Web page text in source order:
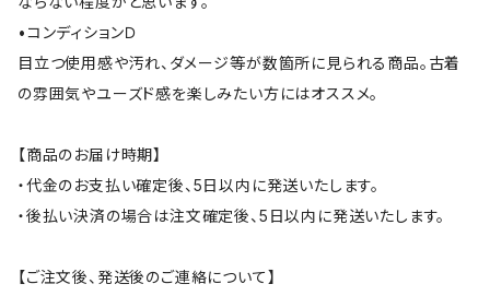
•コンディションＤ
目立つ使用感や汚れ、ダメージ等が数箇所に見られる商品。古着
の雰囲気やユーズド感を楽しみたい方にはオススメ。
【商品のお届け時期】
・代金のお支払い確定後、5日以内に発送いたします。
・後払い決済の場合は注文確定後、5日以内に発送いたします。
【ご注文後、発送後のご連絡について】